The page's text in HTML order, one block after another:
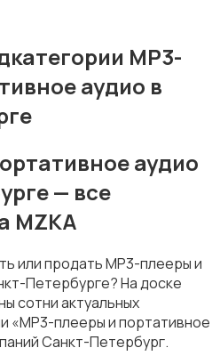
аудио
ТВ
MP3-
аудио в
аудио
— все
MZKA
или продать MP3-плееры и
Петербурге? На доске
сотни актуальных
«MP3-плееры и портативное
Санкт-Петербург.